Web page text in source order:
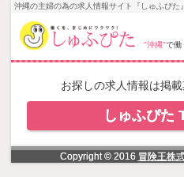
NowLoading
沖縄の主婦の為の求人情報サイト『しゅふぴた』
"沖縄"で働
お探しの求人情報は掲載
しゅふぴた
Copyright © 2016 冒険王株